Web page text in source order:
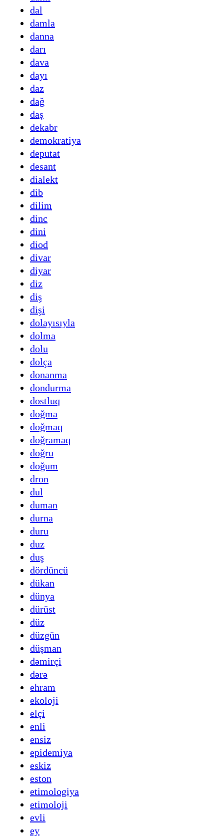
dal
damla
danna
darı
dava
dayı
daz
dağ
daş
dekabr
demokratiya
deputat
desant
dialekt
dib
dilim
dinc
dini
diod
divar
diyar
diz
diş
dişi
dolayısıyla
dolma
dolu
dolça
donanma
dondurma
dostluq
doğma
doğmaq
doğramaq
doğru
doğum
dron
dul
duman
durna
duru
duz
duş
dördüncü
dükan
dünya
dürüst
düz
düzgün
düşman
dəmirçi
dərə
ehram
ekoloji
elçi
enli
ensiz
epidemiya
eskiz
eston
etimologiya
etimoloji
evli
ey